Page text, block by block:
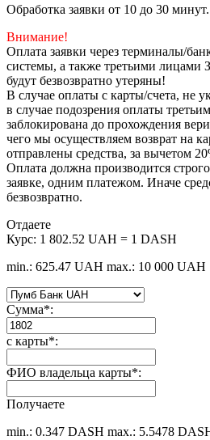
Обработка заявки от 10 до 30 минут.
Внимание!
Оплата заявки через терминалы/
системы, а также третьими
будут безвозвратно утеряны!
В случае оплаты с карты/счета, не
в случае подозрения оплаты
заблокирована до прохождения
чего мы осуществляем возврат на
отправлены средства, за вычетом
Оплата должна производится
заявке, одним платежом. Иначе
безвозвратно.
Отдаете
Курс: 1 802.52 UAH = 1 DASH
min.: 625.47 UAH max.: 10 000 UAH
Сумма*:
с карты*:
ФИО владельца карты*:
Получаете
min.: 0.347 DASH max.: 5.5478